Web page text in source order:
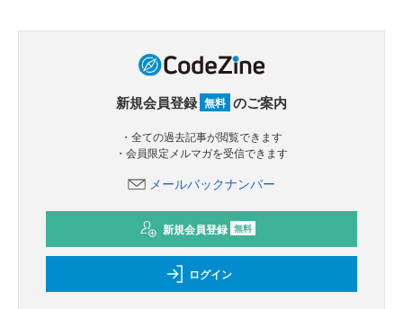
新規会員登録 無料 のご案内
・全ての過去記事が閲覧できます
・会員限定メルマガを受信できます
メールバックナンバー
新規会員登録 無料
ログイン